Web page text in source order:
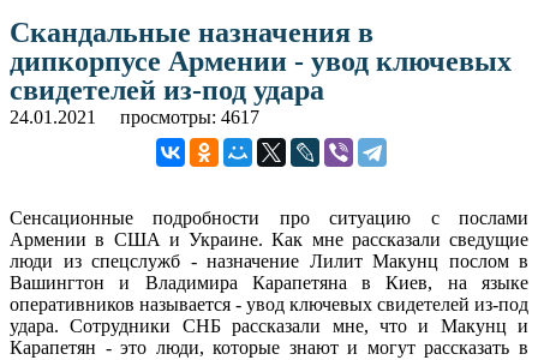
Скандальные назначения в
дипкорпусе Армении - увод ключевых
свидетелей из-под удара
24.01.2021 просмотры: 4617
Сенсационные подробности про ситуацию с послами
Армении в США и Украине. Как мне рассказали сведущие
люди из спецслужб - назначение Лилит Макунц послом в
Вашингтон и Владимира Карапетяна в Киев, на языке
оперативников называется - увод ключевых свидетелей из-под
удара. Сотрудники СНБ рассказали мне, что и Макунц и
Карапетян - это люди, которые знают и могут рассказать в